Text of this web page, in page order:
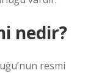
nedir?
resmi